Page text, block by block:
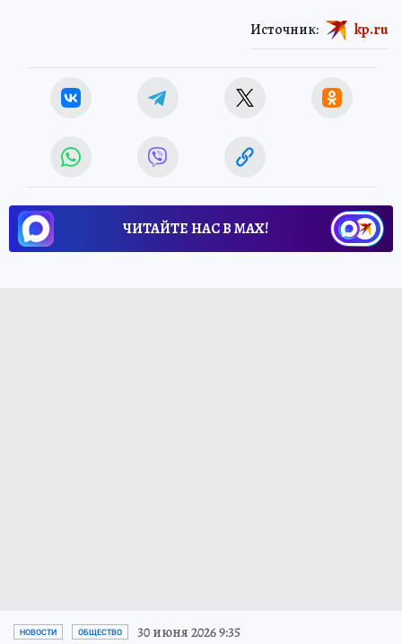
Источник: kp.ru
ЧИТАЙТЕ НАС В МАХ!
НОВОСТИ ОБЩЕСТВО 30 июня 2026 9:35